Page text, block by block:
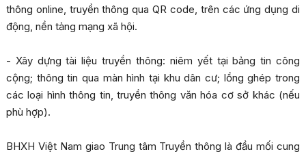
thông online, truyền thông qua QR code, trên các ứng dụng di
động, nền tảng mạng xã hội.
- Xây dựng tài liệu truyền thông: niêm yết tại bảng tin công
cộng; thông tin qua màn hình tại khu dân cư; lồng ghép trong
các loại hình thông tin, truyền thông văn hóa cơ sở khác (nếu
phù hợp).
BHXH Việt Nam giao Trung tâm Truyền thông là đầu mối cung